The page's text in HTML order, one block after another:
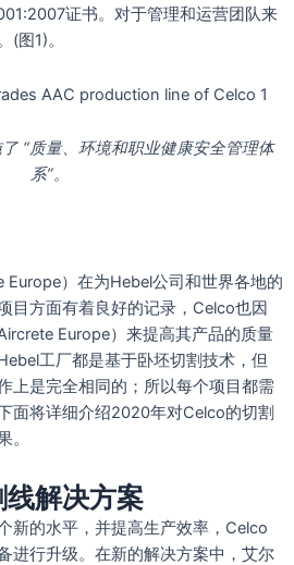
证书。对于管理和运营团队来
(图1)。
“质量、环境和职业健康安全管理体
系”。
Europe）在为Hebel公司和世界各地的
目方面有着良好的记录，Celco也因
Europe）来提高其产品的质量
工厂都是基于卧坯切割技术，但
上是完全相同的；所以每个项目都需
面将详细介绍2020年对Celco的切割
。
解决方案
新的水平，并提高生产效率，Celco
进行升级。在新的解决方案中，艾尔